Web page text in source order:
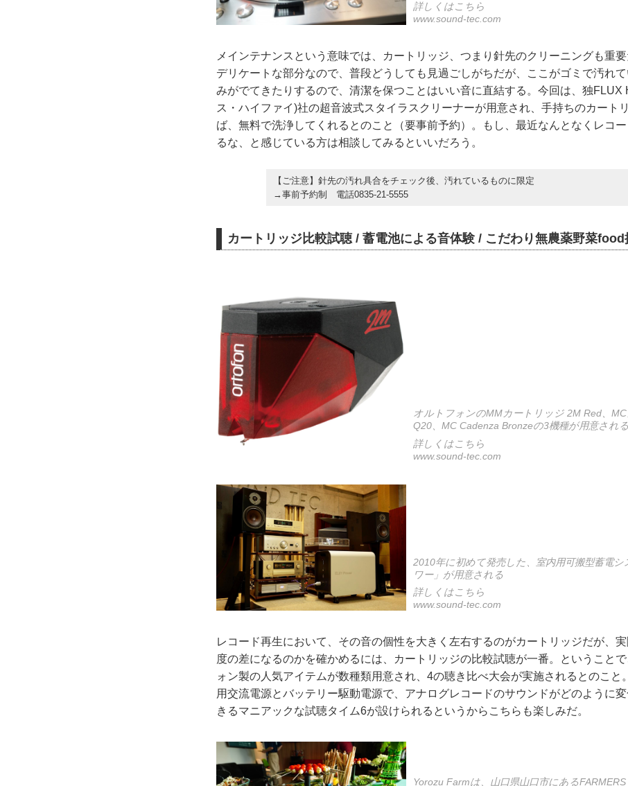
詳しくはこちら
www.sound-tec.com
メインテナンスという意味では、カートリッジ、つまり針先のクリーニングも重要
デリケートな部分なので、普段どうしても見過ごしがちだが、ここがゴミで汚れ
みがでてきたりするので、清潔を保つことはいい音に直結する。今回は、独FLUX
ス・ハイファイ)社の超音波式スタイラスクリーナーが用意され、手持ちのカート
ば、無料で洗浄してくれるとのこと（要事前予約）。もし、最近なんとなくレコ
るな、と感じている方は相談してみるといいだろう。
【ご注意】針先の汚れ具合をチェック後、汚れているものに限定
→事前予約制 電話0835-21-5555
カートリッジ比較試聴 / 蓄電池による音体験 / こだわり無農薬野菜food
オルトフォンのMMカートリッジ 2M Red、
Q20、MC Cadenza Bronzeの3機種が用意され
詳しくはこちら
www.sound-tec.com
2010年に初めて発売した、室内用可搬型蓄電
ワー」が用意される
詳しくはこちら
www.sound-tec.com
レコード再生において、その音の個性を大きく左右するのがカートリッジだが、
度の差になるのかを確かめるには、カートリッジの比較試聴が一番。ということ
ォン製の人気アイテムが数種類用意され、4の聴き比べ大会が実施されるとのこと
用交流電源とバッテリー駆動電源で、アナログレコードのサウンドがどのように
きるマニアックな試聴タイム6が設けられるというからこちらも楽しみだ。
Yorozu Farmは、山口県山口市にある